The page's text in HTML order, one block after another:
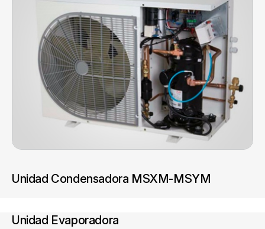
Unidad Condensadora MSXM-MSYM
Unidad Evaporadora